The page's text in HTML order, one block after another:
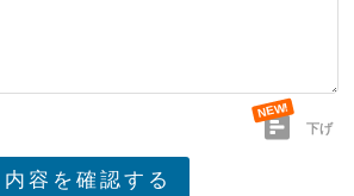
下げ